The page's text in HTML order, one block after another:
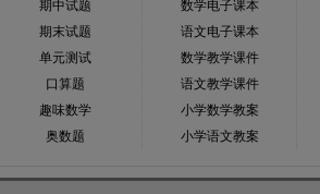
期中试题
期末试题
单元测试
口算题
趣味数学
奥数题
数学电子课本
语文电子课本
数学教学课件
语文教学课件
小学数学教案
小学语文教案